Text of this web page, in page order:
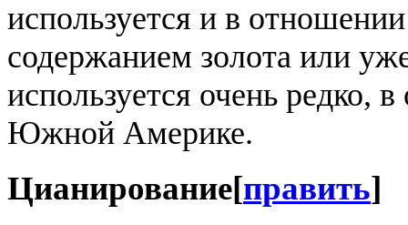
используется и в
содержанием золота или
используется очень редко,
Южной Америке.
Цианирование[править]